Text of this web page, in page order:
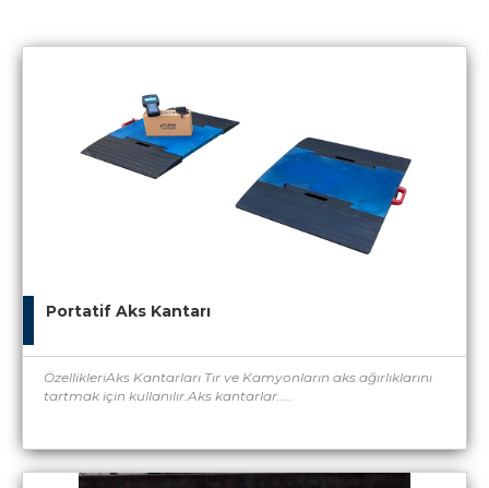
Portatif Aks Kantarı
ÖzellikleriAks Kantarları Tır ve Kamyonların aks ağırlıklarını
tartmak için kullanılır.Aks kantarlar.....